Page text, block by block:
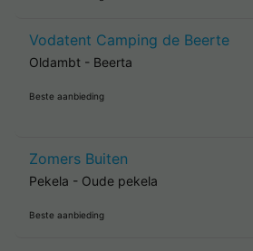
Vodatent Camping de Beerte
Oldambt - Beerta
Beste aanbieding
Zomers Buiten
Pekela - Oude pekela
Beste aanbieding